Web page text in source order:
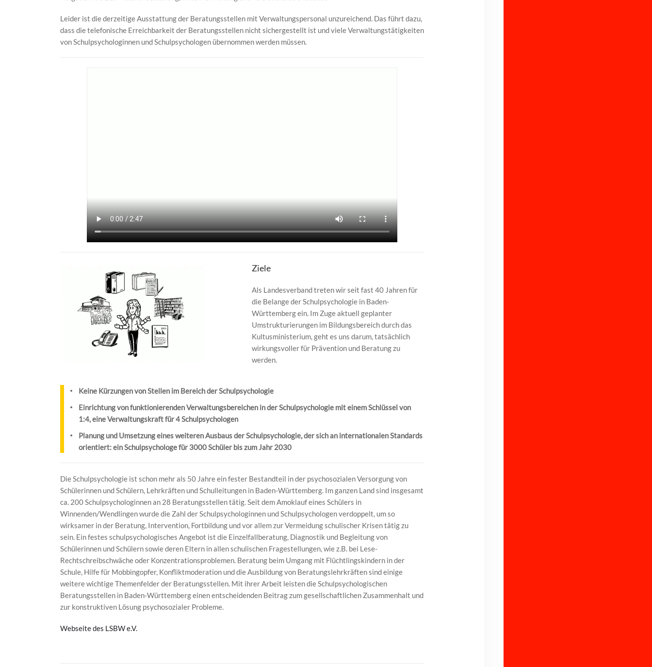
Leider ist die derzeitige Ausstattung der Beratungsstellen mit Verwaltungspersonal unzureichend. Das führt dazu,
dass die telefonische Erreichbarkeit der Beratungsstellen nicht sichergestellt ist und viele Verwaltungstätigkeiten
von Schulpsychologinnen und Schulpsychologen übernommen werden müssen.
Ziele
Als Landesverband treten wir seit fast 40 Jahren für
die Belange der Schulpsychologie in Baden-
Württemberg ein. Im Zuge aktuell geplanter
Umstrukturierungen im Bildungsbereich durch das
Kultusministerium, geht es uns darum, tatsächlich
wirkungsvoller für Prävention und Beratung zu
werden.
Keine Kürzungen von Stellen im Bereich der Schulpsychologie
Einrichtung von funktionierenden Verwaltungsbereichen in der Schulpsychologie mit einem Schlüssel von
1:4, eine Verwaltungskraft für 4 Schulpsychologen
Planung und Umsetzung eines weiteren Ausbaus der Schulpsychologie, der sich an internationalen Standards
orientiert: ein Schulpsychologe für 3000 Schüler bis zum Jahr 2030
Die Schulpsychologie ist schon mehr als 50 Jahre ein fester Bestandteil in der psychosozialen Versorgung von
Schülerinnen und Schülern, Lehrkräften und Schulleitungen in Baden-Württemberg. Im ganzen Land sind insgesamt
ca. 200 Schulpsychologinnen an 28 Beratungsstellen tätig. Seit dem Amoklauf eines Schülers in
Winnenden/Wendlingen wurde die Zahl der Schulpsychologinnen und Schulpsychologen verdoppelt, um so
wirksamer in der Beratung, Intervention, Fortbildung und vor allem zur Vermeidung schulischer Krisen tätig zu
sein. Ein festes schulpsychologisches Angebot ist die Einzelfallberatung, Diagnostik und Begleitung von
Schülerinnen und Schülern sowie deren Eltern in allen schulischen Fragestellungen, wie z.B. bei Lese-
Rechtschreibschwäche oder Konzentrationsproblemen. Beratung beim Umgang mit Flüchtlingskindern in der
Schule, Hilfe für Mobbingopfer, Konfliktmoderation und die Ausbildung von Beratungslehrkräften sind einige
weitere wichtige Themenfelder der Beratungsstellen. Mit ihrer Arbeit leisten die Schulpsychologischen
Beratungsstellen in Baden-Württemberg einen entscheidenden Beitrag zum gesellschaftlichen Zusammenhalt und
zur konstruktiven Lösung psychosozialer Probleme.
Webseite des LSBW e.V.